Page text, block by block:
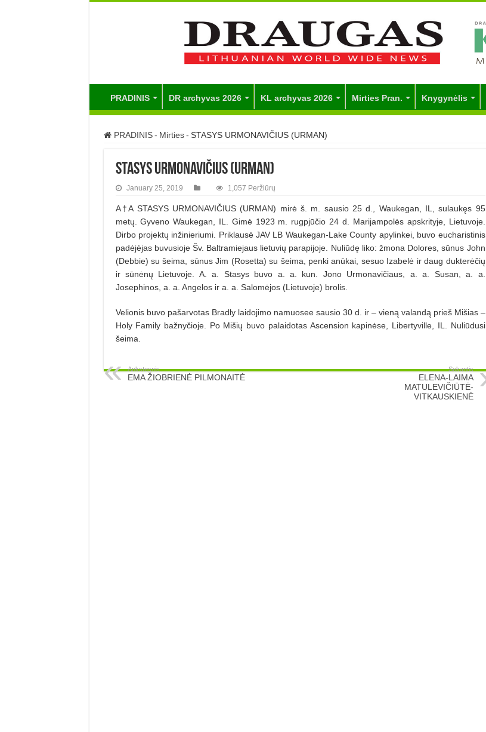
PRADINIS DR archyvas 2026 KL archyvas 2026 Mirties Pran. Knygynėlis
PRADINIS - Mirties - STASYS URMONAVIČIUS (URMAN)
STASYS URMONAVIČIUS (URMAN)
January 25, 2019 1,057 Peržiūrų
A†A STASYS URMONAVIČIUS (URMAN) mirė š. m. sausio 25 d., Waukegan, IL, sulaukęs 95
metų. Gyveno Waukegan, IL. Gimė 1923 m. rugpjūčio 24 d. Marijampolės apskrityje, Lietuvoje.
Dirbo projektų inžinieriumi. Priklausė JAV LB Waukegan-Lake County apylinkei, buvo eucharistinis
padėjėjas buvusioje Šv. Baltramiejaus lietuvių parapijoje. Nuliūdę liko: žmona Dolores, sūnus John
(Debbie) su šeima, sūnus Jim (Rosetta) su šeima, penki anūkai, sesuo Izabelė ir daug dukterėčių
ir sūnėnų Lietuvoje. A. a. Stasys buvo a. a. kun. Jono Urmonavičiaus, a. a. Susan, a. a.
Josephinos, a. a. Angelos ir a. a. Salomėjos (Lietuvoje) brolis.
Velionis buvo pašarvotas Bradly laidojimo namuosee sausio 30 d. ir – vieną valandą prieš Mišias –
Holy Family bažnyčioje. Po Mišių buvo palaidotas Ascension kapinėse, Libertyville, IL. Nuliūdusi
šeima.
Ankstesnis
EMA ŽIOBRIENĖ PILMONAITĖ
Sekantis
ELENA-LAIMA
MATULEVIČIŪTĖ-
VITKAUSKIENĖ